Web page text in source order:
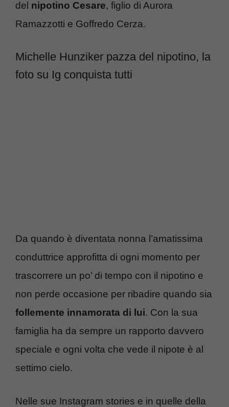
del nipotino Cesare, figlio di Aurora
Ramazzotti e Goffredo Cerza.
Michelle Hunziker pazza del nipotino, la
foto su Ig conquista tutti
Da quando è diventata nonna l’amatissima
conduttrice approfitta di ogni momento per
trascorrere un po’ di tempo con il nipotino e
non perde occasione per ribadire quando sia
follemente innamorata di lui. Con la sua
famiglia ha da sempre un rapporto davvero
speciale e ogni volta che vede il nipote è al
settimo cielo.
Nelle sue Instagram stories e in quelle della